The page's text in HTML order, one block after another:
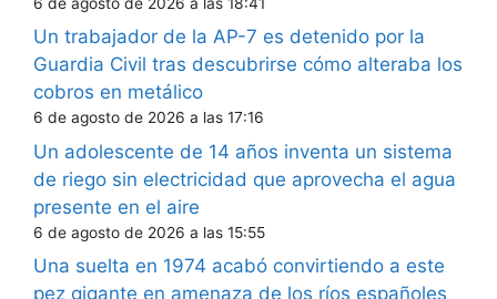
Un trabajador de la AP-7 es detenido por la
Guardia Civil tras descubrirse cómo alteraba los
cobros en metálico
6 de agosto de 2026 a las 17:16
Un adolescente de 14 años inventa un sistema
de riego sin electricidad que aprovecha el agua
presente en el aire
6 de agosto de 2026 a las 15:55
Una suelta en 1974 acabó convirtiendo a este
pez gigante en amenaza de los ríos españoles